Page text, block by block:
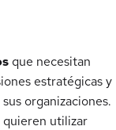
que necesitan
estratégicas y
organizaciones.
quieren utilizar